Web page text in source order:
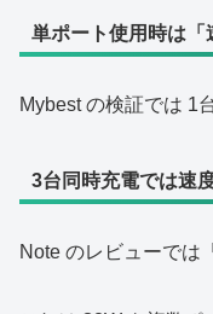
単ポート使用時は「
Mybest の検証では 1
3台同時充電では速
Note のレビューでは